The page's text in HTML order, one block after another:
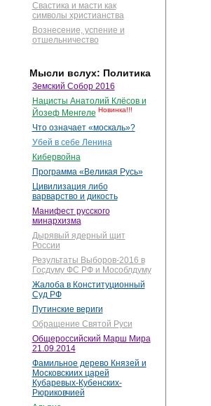
Свастика и масти как
символы христианства
Вознесение, успение и
отшельничество
Мысли вслух: Политика
Земский Собор 2016
Нацисты Анатолий Клёсов и
Йозеф Менгеле Новинка!!!
Что означает «москаль»?
Убей в себе Ленина
Кибервойна
Программа «Великая Русь»
Цивилизация либо
варварство и дикость
Манифест русского
минархизма
Дырявый ядерный щит
России
Результаты Выборов-2016 в
Госдуму ФС РФ и Мособлдуму
Жалоба в Конституционный
Суд РФ
Путинские вериги
Обращение Святой Руси
Общероссийский Марш Мира
21.09.2014
Фамильное дерево Князей и
Московскиих царей
Кубаревых-Кубенских-
Рюриковчией